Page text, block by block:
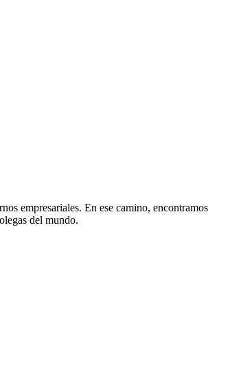
empresariales. En ese camino, encontramos
del mundo.